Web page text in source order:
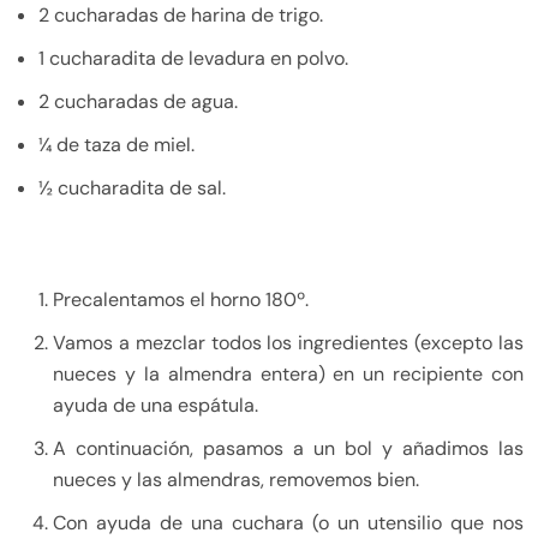
2 cucharadas de harina de trigo.
1 cucharadita de levadura en polvo.
2 cucharadas de agua.
¼ de taza de miel.
½ cucharadita de sal.
Precalentamos el horno 180º.
Vamos a mezclar todos los ingredientes (excepto las
nueces y la almendra entera) en un recipiente con
ayuda de una espátula.
A continuación, pasamos a un bol y añadimos las
nueces y las almendras, removemos bien.
Con ayuda de una cuchara (o un utensilio que nos